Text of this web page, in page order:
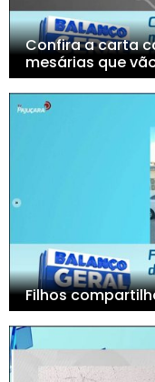
Confira a carta
mesárias que
Filhos